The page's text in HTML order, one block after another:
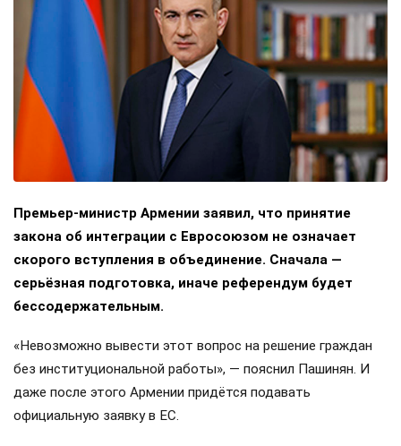
Премьер-министр Армении заявил, что принятие
закона об интеграции с Евросоюзом не означает
скорого вступления в объединение. Сначала —
серьёзная подготовка, иначе референдум будет
бессодержательным.
«Невозможно вывести этот вопрос на решение граждан
без институциональной работы», — пояснил Пашинян. И
даже после этого Армении придётся подавать
официальную заявку в ЕС.